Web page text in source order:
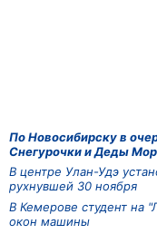
По Новосибирску в
Снегурочки и Деды
В центре Улан-Удэ
рухнувшей 30 ноября
В Кемерове студент на
окон машины